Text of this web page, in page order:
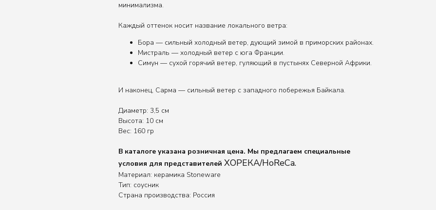
минимализма.
Каждый оттенок носит название локального ветра:
Бора — сильный холодный ветер, дующий зимой в приморских районах.
Мистраль — холодный ветер с юга Франции.
Симун — сухой горячий ветер, гуляющий в пустынях Северной Африки.
И наконец, Сарма — сильный ветер с западного побережья Байкала.
Диаметр: 3,5 см
Высота: 10 см
Вес: 160 гр
В каталоге указана розничная цена. Мы предлагаем специальные
условия для представителей ХОРЕКА/HoReCa.
Материал: керамика Stoneware
Тип: соусник
Страна производства: Россия